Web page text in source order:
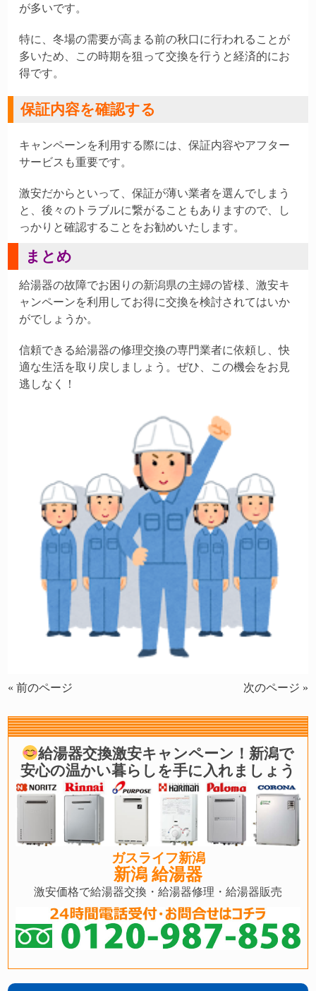
が多いです。
特に、冬場の需要が高まる前の秋口に行われることが
多いため、この時期を狙って交換を行うと経済的にお
得です。
保証内容を確認する
キャンペーンを利用する際には、保証内容やアフター
サービスも重要です。
激安だからといって、保証が薄い業者を選んでしまう
と、後々のトラブルに繋がることもありますので、し
っかりと確認することをお勧めいたします。
まとめ
給湯器の故障でお困りの新潟県の主婦の皆様、激安キ
ャンペーンを利用してお得に交換を検討されてはいか
がでしょうか。
信頼できる給湯器の修理交換の専門業者に依頼し、快
適な生活を取り戻しましょう。ぜひ、この機会をお見
逃しなく！
« 前のページ 次のページ »
給湯器交換激安キャンペーン！新潟で
安心の温かい暮らしを手に入れましょう
ガスライフ新潟
新潟 給湯器
激安価格で給湯器交換・給湯器修理・給湯器販売